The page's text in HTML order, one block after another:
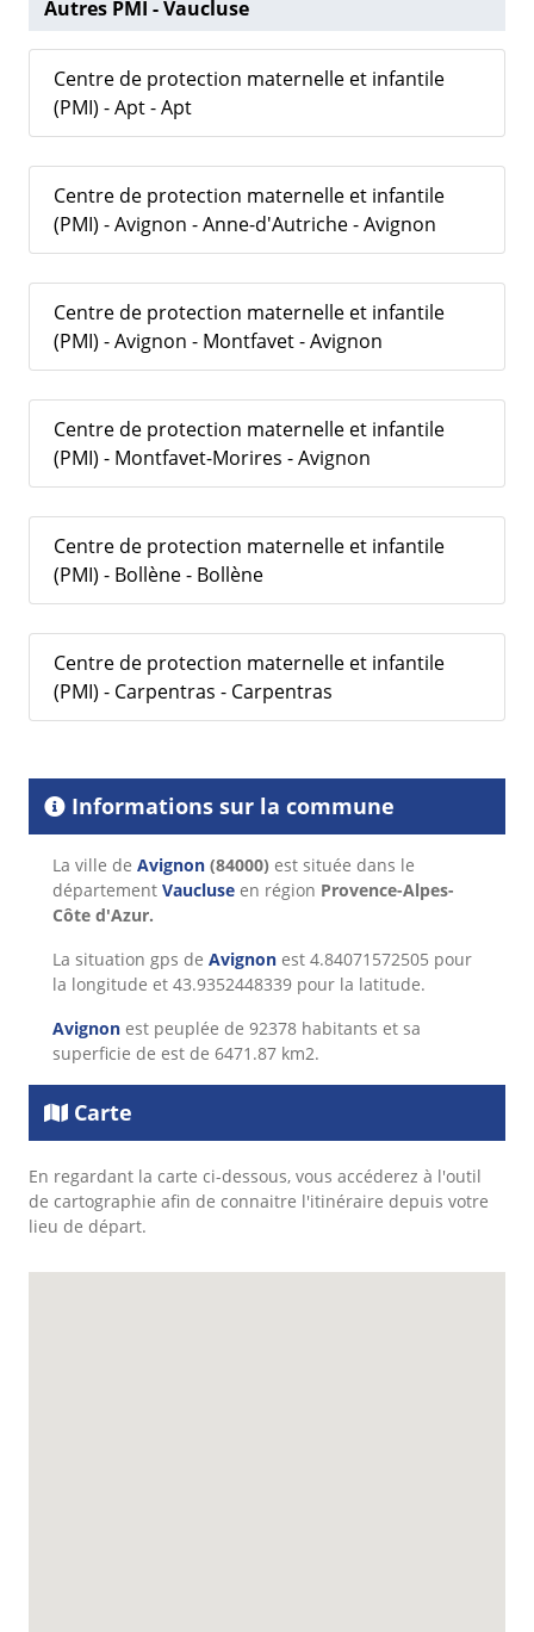
Autres PMI - Vaucluse
Centre de protection maternelle et infantile
(PMI) - Apt - Apt
Centre de protection maternelle et infantile
(PMI) - Avignon - Anne-d'Autriche - Avignon
Centre de protection maternelle et infantile
(PMI) - Avignon - Montfavet - Avignon
Centre de protection maternelle et infantile
(PMI) - Montfavet-Morires - Avignon
Centre de protection maternelle et infantile
(PMI) - Bollène - Bollène
Centre de protection maternelle et infantile
(PMI) - Carpentras - Carpentras
Informations sur la commune
La ville de Avignon (84000) est située dans le
département Vaucluse en région Provence-Alpes-
Côte d'Azur.
La situation gps de Avignon est 4.84071572505 pour
la longitude et 43.9352448339 pour la latitude.
Avignon est peuplée de 92378 habitants et sa
superficie de est de 6471.87 km2.
Carte
En regardant la carte ci-dessous, vous accéderez à l'outil
de cartographie afin de connaitre l'itinéraire depuis votre
lieu de départ.